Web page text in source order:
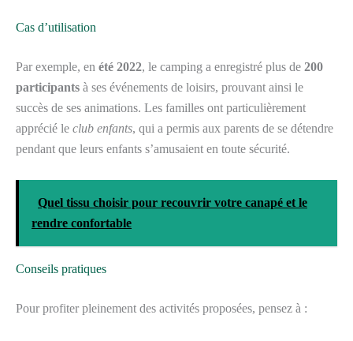
Cas d’utilisation
Par exemple, en été 2022, le camping a enregistré plus de 200
participants à ses événements de loisirs, prouvant ainsi le
succès de ses animations. Les familles ont particulièrement
apprécié le club enfants, qui a permis aux parents de se détendre
pendant que leurs enfants s’amusaient en toute sécurité.
Quel tissu choisir pour recouvrir votre canapé et le
rendre confortable
Conseils pratiques
Pour profiter pleinement des activités proposées, pensez à :